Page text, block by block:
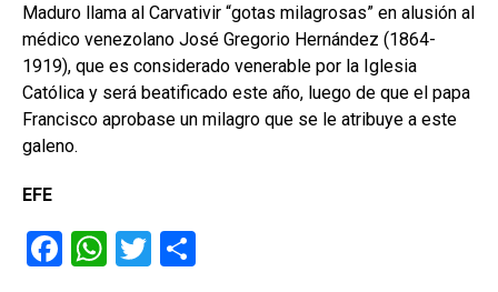
Maduro llama al Carvativir “gotas milagrosas” en alusión al
médico venezolano José Gregorio Hernández (1864-
1919), que es considerado venerable por la Iglesia
Católica y será beatificado este año, luego de que el papa
Francisco aprobase un milagro que se le atribuye a este
galeno.
EFE
F
W T